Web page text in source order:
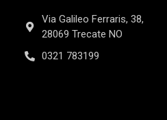
Via Galileo Ferraris, 38,
28069 Trecate NO
0321 783199